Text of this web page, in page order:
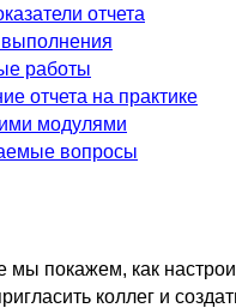
отчета
работы
отчета на практике
модулями
вопросы
мы покажем, как
коллег и